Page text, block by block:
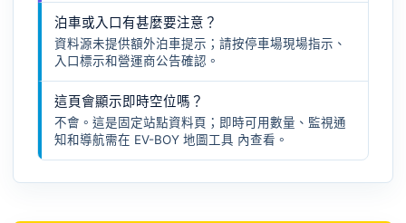
泊車或入口有甚麼要注意？
資料源未提供額外泊車提示；請按停車場現場指示、
入口標示和營運商公告確認。
這頁會顯示即時空位嗎？
不會。這是固定站點資料頁；即時可用數量、監視通
知和導航需在 EV-BOY 地圖工具 內查看。